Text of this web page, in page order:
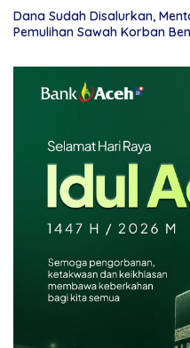
Dana Sudah Disalurkan,
Pemulihan Sawah Korban